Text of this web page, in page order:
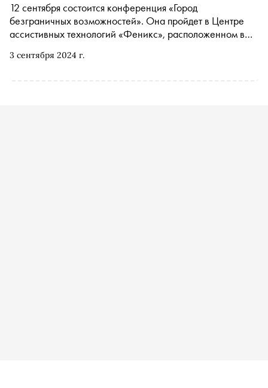
3 сентября 2024 г.
12 сентября состоится конференция «Город
безграничных возможностей». Она пройдет в Центре
ассистивных технологий «Феникс», расположенном в
бесплатное, нужна регистрация